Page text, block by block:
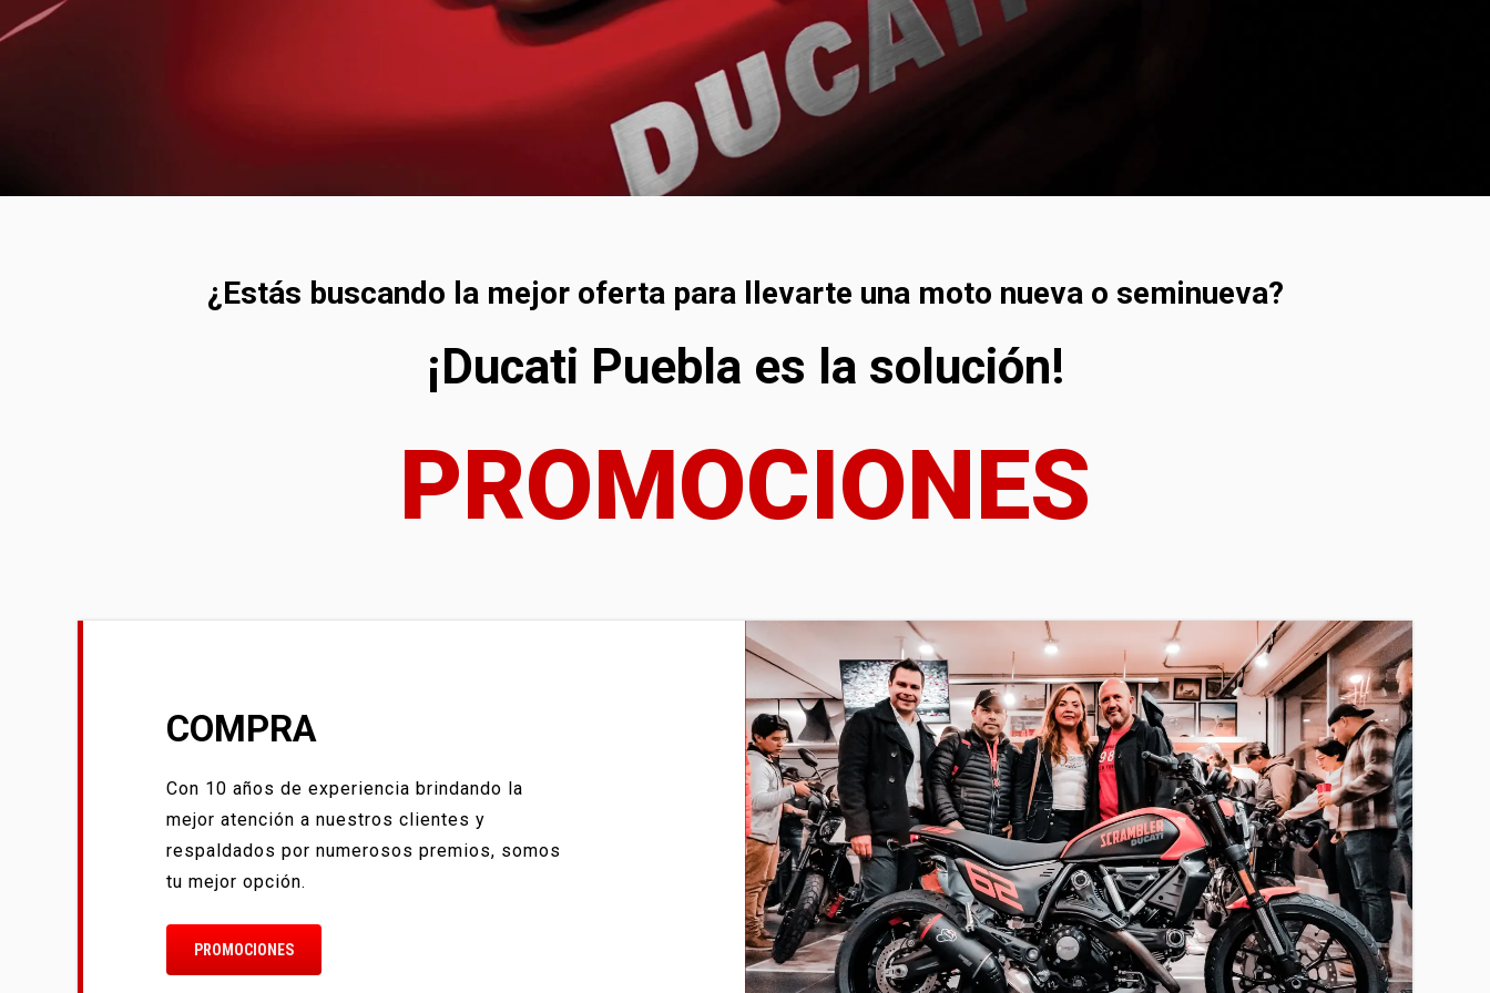
¿Estás buscando la mejor oferta para llevarte una moto nueva o seminueva?
¡Ducati Puebla es la solución!
PROMOCIONES
COMPRA
Con 10 años de experiencia brindando la
mejor atención a nuestros clientes y
respaldados por numerosos premios, somos
tu mejor opción.
PROMOCIONES